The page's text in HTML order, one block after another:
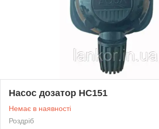
Насос дозатор HC151
Немає в наявності
Роздріб